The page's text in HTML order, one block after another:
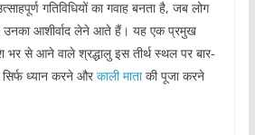
गतिविधियों का गवाह बनता है, जब लोग
उनका आशीर्वाद लेने आते हैं। यह एक प्रमुख
से आने वाले श्रद्धालु इस तीर्थ स्थल पर बार-
ध्यान करने औरकाली माताकी पूजा करने